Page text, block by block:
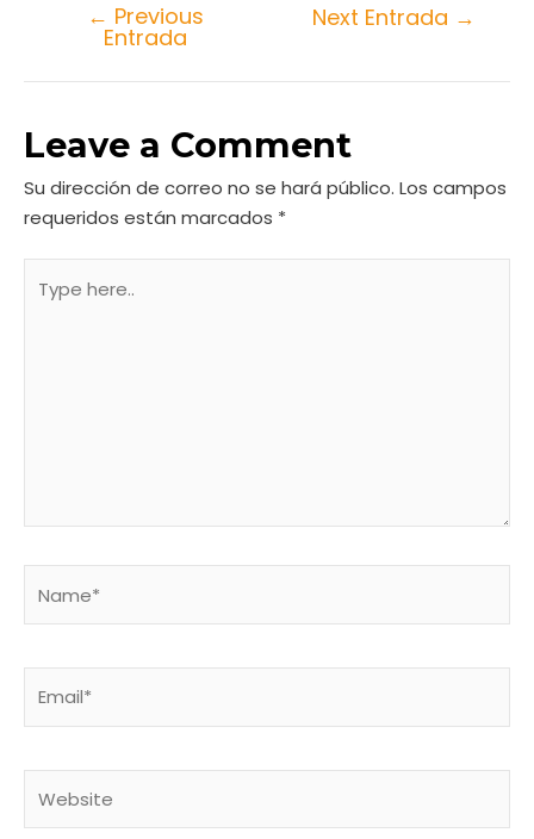
← Previous
Entrada
Next Entrada →
Leave a Comment
Su dirección de correo no se hará público. Los campos
requeridos están marcados *
here..